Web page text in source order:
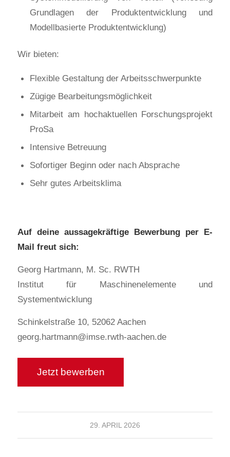
Grundlagen der Produktentwicklung und
Modellbasierte Produktentwicklung)
Wir bieten:
Flexible Gestaltung der Arbeitsschwerpunkte
Zügige Bearbeitungsmöglichkeit
Mitarbeit am hochaktuellen Forschungsprojekt
ProSa
Intensive Betreuung
Sofortiger Beginn oder nach Absprache
Sehr gutes Arbeitsklima
Auf deine aussagekräftige Bewerbung per E-
Mail freut sich:
Georg Hartmann, M. Sc. RWTH
Institut für Maschinenelemente und
Systementwicklung
Schinkelstraße 10, 52062 Aachen
georg.hartmann@imse.rwth-aachen.de
29. APRIL 2026